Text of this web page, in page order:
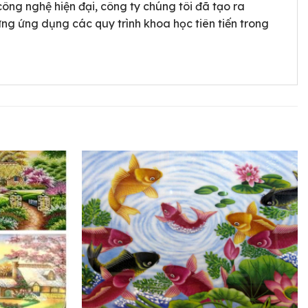
nghệ hiện đại, công ty chúng tôi đã tạo ra
ứng dụng các quy trình khoa học tiên tiến trong